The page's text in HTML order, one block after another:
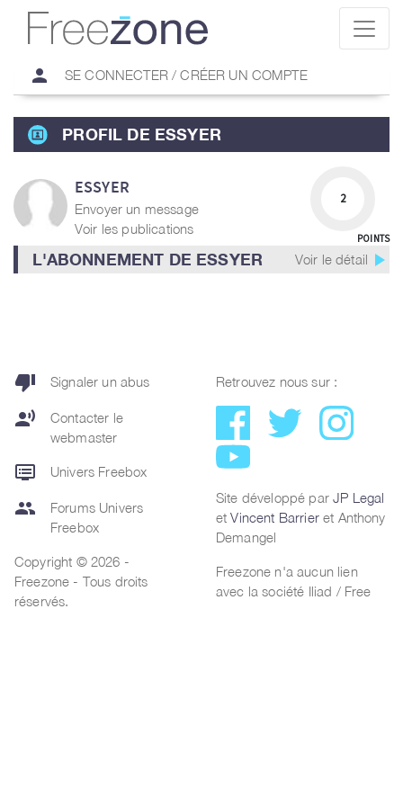
person SE CONNECTER / CRÉER UN COMPTE
PROFIL DE ESSYER
ESSYER
Envoyer un message
Voir les publications
2
POINTS
L'ABONNEMENT DE ESSYER Voir le détail play_arrow
thumb_down Signaler un abus
record_voice_over
Contacter le
webmaster
dvr Univers Freebox
group
Forums Univers
Freebox
Copyright © 2026 -
Freezone - Tous droits
réservés.
Retrouvez nous sur :
Site développé parJP Legal
etVincent Barrieret Anthony
Demangel
Freezone n'a aucun lien
avec la société Iliad / Free